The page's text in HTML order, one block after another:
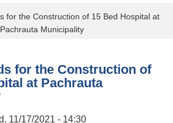
for the Construction of 15 Bed Hospital at
Pachrauta Municipality
for the Construction of
at Pachrauta
11/17/2021 - 14:30